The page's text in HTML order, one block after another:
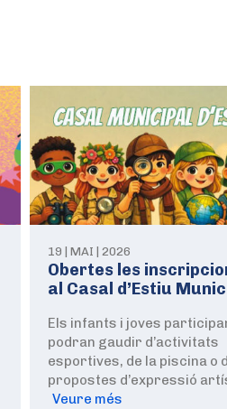
19 | MAI | 2026
Obertes les
al Casal d’Estiu
Els infants i joves
podran gaudir d’activitats
esportives, de la piscina o
propostes d’expressió
Veure més